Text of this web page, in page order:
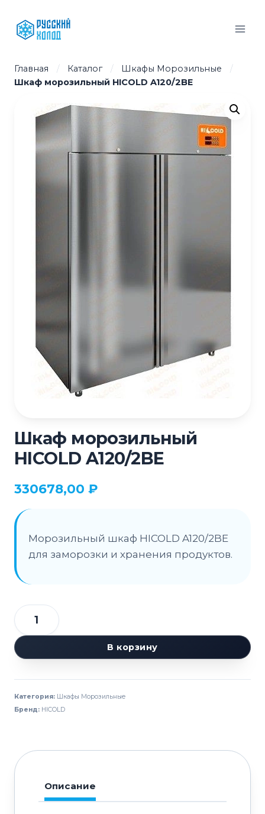
содержимому
Главная / Каталог / Шкафы Морозильные
/
Шкаф морозильный HICOLD A120/2BE
Шкаф морозильный
HICOLD A120/2BE
330678,00 ₽
Морозильный шкаф HICOLD A120/2BE
для заморозки и хранения продуктов.
Количество
товара
Шкаф
A120/2BE
В корзину
Категория: Шкафы Морозильные
Бренд: HICOLD
Описание